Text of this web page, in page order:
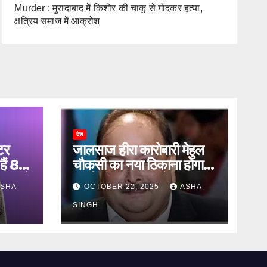
Murder : मुरादाबाद में किशोर की चाकू से गोदकर हत्या,
क्षत्रिय समाज में आक्रोश
हैं 83
ने
देश
जालसाज हीरा कारोबारी मेहुल
चौकसी का नया ठिकाना होगा
ऑर्थर रोड जेल की बैरक नंबर
12OCTOBER 22, 2025 ASHA
SINGH